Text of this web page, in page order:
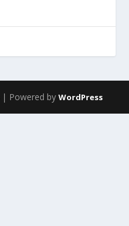
| Powered by WordPress